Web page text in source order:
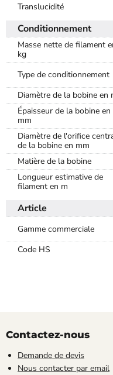
Translucidité
Conditionnement
Masse nette de filament
kg
Type de conditionnement
Diamètre de la bobine en
Épaisseur de la bobine en
mm
Diamètre de l'orifice
de la bobine en mm
Matière de la bobine
Longueur estimative de
filament en m
Article
Gamme commerciale
Code HS
Contactez-nous
Demande de devis
Nous contacter par email